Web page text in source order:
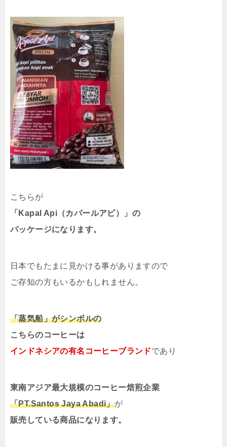
こちらが
「Kapal Api（カパールアピ）」の
パッケージになります。
日本でもたまに見かける事がありますので
ご存知の方もいるかもしれません。
「蒸気船」がシンボルの
こちらのコーヒーは
インドネシアの有名コーヒーブランドであり
東南アジア最大規模のコーヒー焙煎企業
「PT.Santos Jaya Abadi」が
販売している商品になります。